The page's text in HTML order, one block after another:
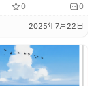
0 0
2025年7月22日